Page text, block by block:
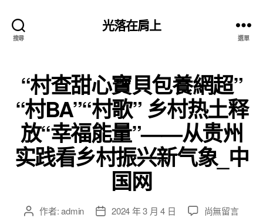
搜尋
光落在肩上
選單
“村查甜心寶貝包養網超”
“村BA”“村歌” 乡村热土释
放“幸福能量”——从贵州
实践看乡村振兴新气象_中
国网
文 作者:admin
文 2024 年 3 月 4 日
在
尚無留言